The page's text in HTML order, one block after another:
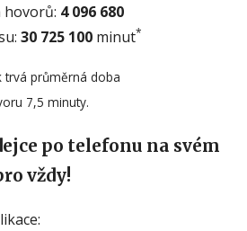
hovorů: 4 096 680
30 725 100 minut*
trvá průměrná doba
7,5 minuty.
po telefonu na svém
vždy!